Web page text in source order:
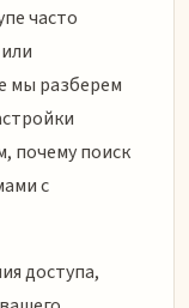
часто
мы разберем
почему поиск
с
доступа,